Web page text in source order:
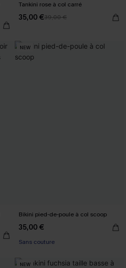
Tankini rose à col carré
35,00 €39,00 €
NEW
Bikini pied-de-poule à col scoop
35,00 €
Sans couture
NEW